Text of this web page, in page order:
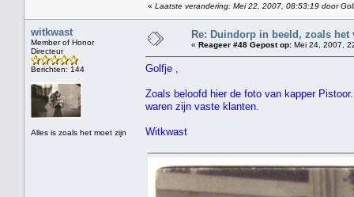
« Laatste verandering: Mei 22, 2007, 08:53:19 door
witkwast
Member of Honor
Directeur
Berichten: 144
Alles is zoals het moet zijn
Re: Duindorp in beeld, zoals het
« Reageer #48 Gepost op: Mei 24, 2007,
Golfje ,
Zoals beloofd hier de foto van kapper
waren zijn vaste klanten.
Witkwast